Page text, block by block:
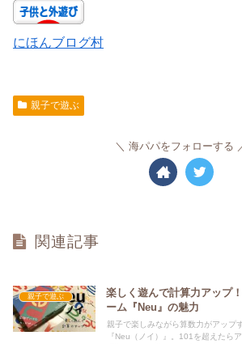
にほんブログ村
親子で遊ぶ
海パパをフォローする
関連記事
親子で遊ぶ
楽しく遊んで計算力アップ
ーム『Neu』の魅力
親子で楽しみながら算数力がアップ
『Neu（ノイ）』。101を超えたら